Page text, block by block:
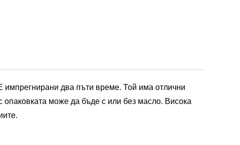
импрегнирани два пъти време. Той има отлични
опаковката може да бъде с или без масло. Висока